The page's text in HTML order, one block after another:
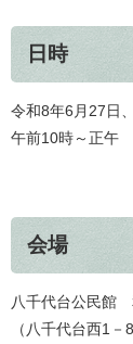
日時
令和8年6月27日
午前10時～正午
会場
八千代台公民館
（八千代台西1－8